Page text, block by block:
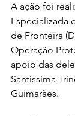
A ação foi
Especializada
de Fronteira
Operação
apoio das
Santíssima
Guimarães.